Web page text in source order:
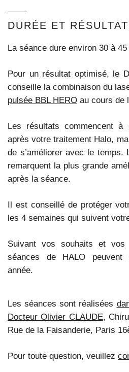
DURÉE ET
La séance dure environ 30 à
Pour un résultat optimisé, le
conseille la combinaison du
pulsée BBL HERO au cours de
Les résultats commencent
après votre traitement Halo,
de s’améliorer avec le temps.
remarquent la plus grande
après la séance.
Il est conseillé de protéger
les 4 semaines qui suivent
Suivant vos souhaits et vos
séances de HALO peuvent
année.
Les séances sont réalisées
Docteur Olivier CLAUDE,
Rue de la Faisanderie, Paris
Pour toute question, veuillez